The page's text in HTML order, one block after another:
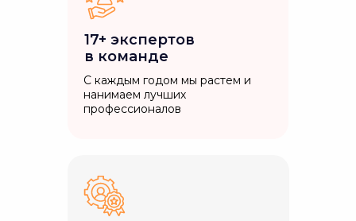
С каждым годом мы растем и
нанимаем лучших
профессионалов
17+ экспертов
в команде